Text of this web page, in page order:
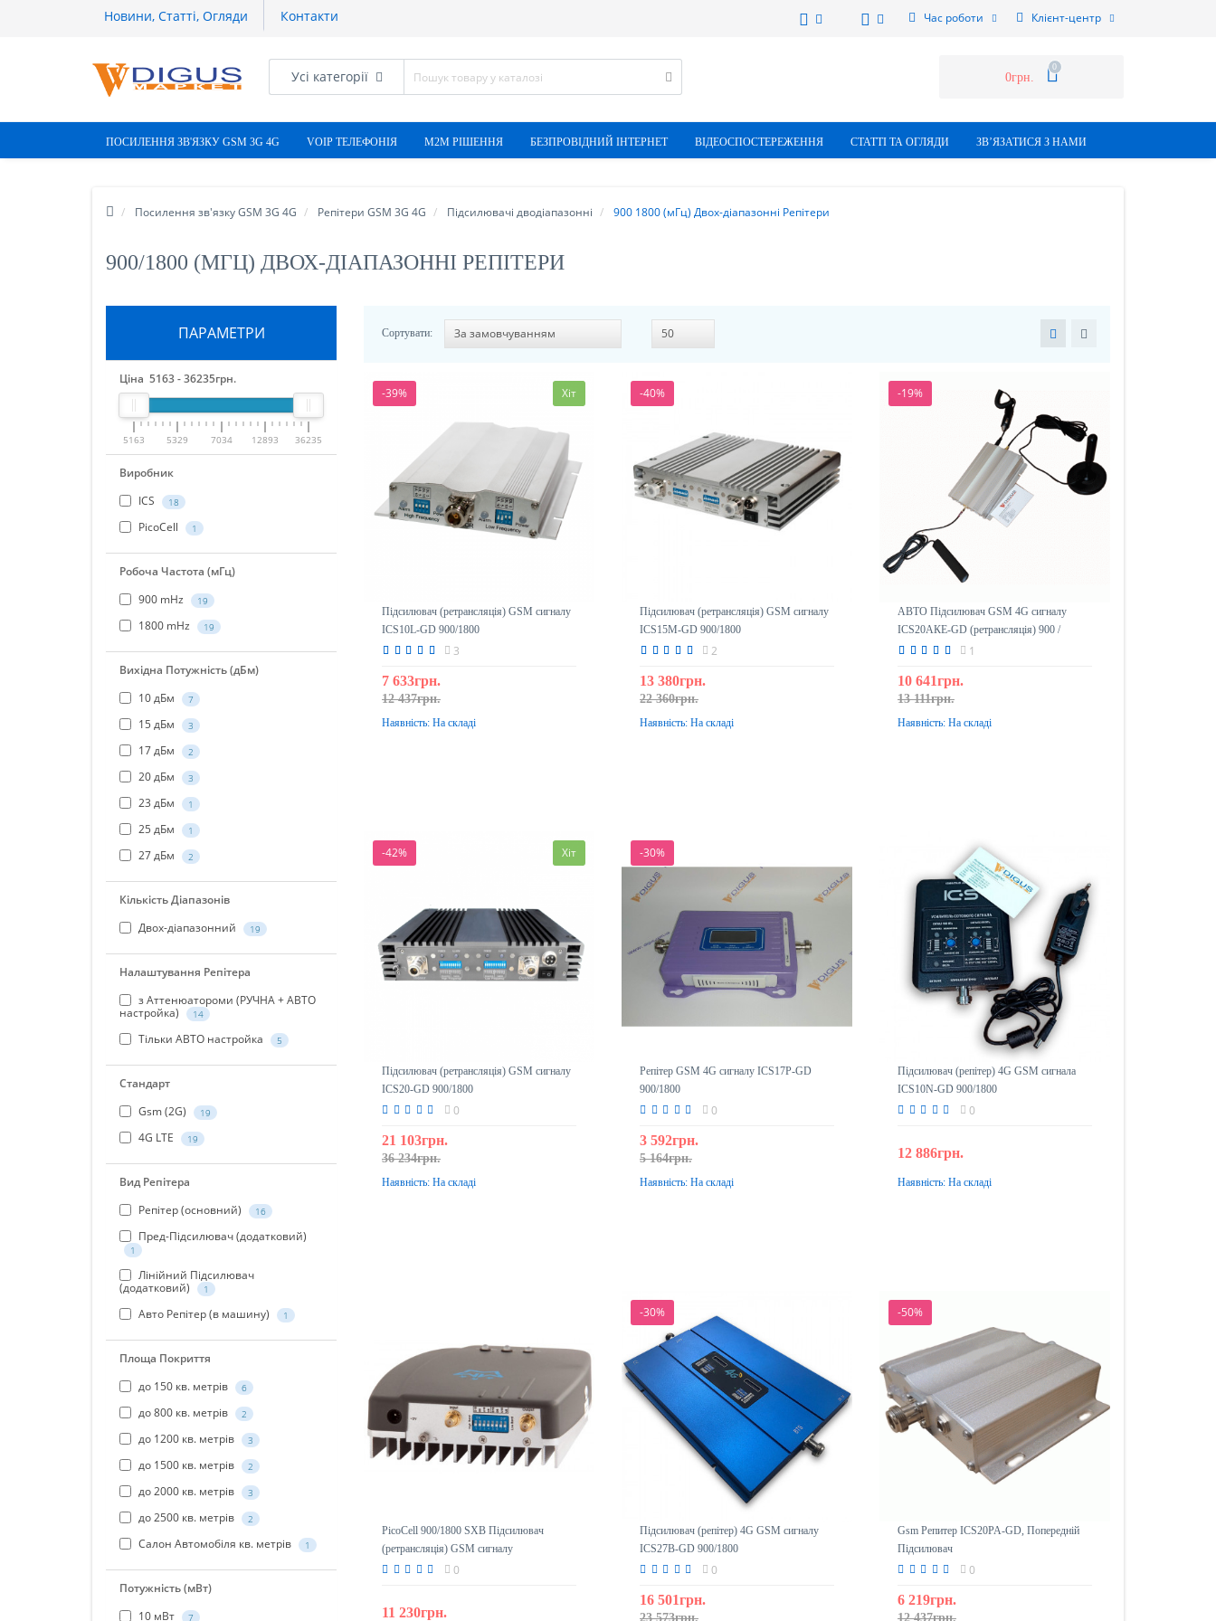
Новини, Статті, Огляди Контакти Час роботи Клієнт-центр
Усі категорії 0грн.
0
ПОСИЛЕННЯ ЗВ'ЯЗКУ GSM 3G 4G VOIP ТЕЛЕФОНІЯ М2М РІШЕННЯ БЕЗПРОВІДНИЙ ІНТЕРНЕТ ВІДЕОСПОСТЕРЕЖЕННЯ СТАТТI ТА ОГЛЯДИ ЗВ’ЯЗАТИСЯ З НАМИ
Посилення зв'язку GSM 3G 4G Репітери GSM 3G 4G Підсилювачі дводіапазонні 900 1800 (мГц) Двох-діапазонні Репітери
900/1800 (МГЦ) ДВОХ-ДІАПАЗОННІ РЕПІТЕРИ
ПАРАМЕТРИ
Ціна 5163-36235грн.
5163 5329 7034 12893 36235
Виробник
ICS
18
PicoCell 1
Робоча Частота (мГц)
900 mHz
19
1800 mHz 19
Вихідна Потужність (дБм)
10 дБм
7
15 дБм 3
17 дБм 2
20 дБм 3
23 дБм 1
25 дБм 1
27 дБм 2
Кількість Діапазонів
Двох-діапазонний
19
Налаштування Репітера
з Аттенюатороми (РУЧНА + АВТО
настройка)
14
Тільки АВТО настройка 5
Стандарт
Gsm (2G)
19
4G LTE 19
Вид Репітера
Репітер (основний)
16
Пред-Підсилювач (додатковий)
1
Лінійний Підсилювач
(додатковий)
1
Авто Репітер (в машину) 1
Площа Покриття
до 150 кв. метрів
6
до 800 кв. метрів 2
до 1200 кв. метрів 3
до 1500 кв. метрів 2
до 2000 кв. метрів 3
до 2500 кв. метрів 2
Салон Автомобіля кв. метрів 1
Потужність (мВт)
10 мВт
7
Сортувати:
-39% Хіт
Підсилювач (ретрансляція) GSM сигналу
ICS10L-GD 900/1800
3
7 633грн.
12 437грн.
До кошика
Наявність: На складі
-40%
Підсилювач (ретрансляція) GSM сигналу
ICS15M-GD 900/1800
2
13 380грн.
22 360грн.
До кошика
Наявність: На складі
-19%
АВТО Підсилювач GSM 4G сигналу
ICS20АКЕ-GD (ретрансляція) 900 /
1800mHz
1
10 641грн.
13 111грн.
До кошика
Наявність: На складі
-42% Хіт
Підсилювач (ретрансляція) GSM сигналу
ICS20-GD 900/1800
0
21 103грн.
36 234грн.
До кошика
Наявність: На складі
-30%
Репітер GSM 4G сигналу ICS17P-GD
900/1800
0
3 592грн.
5 164грн.
До кошика
Наявність: На складі
Підсилювач (репітер) 4G GSM сигнала
ICS10N-GD 900/1800
0
12 886грн.
До кошика
Наявність: На складі
PicoCell 900/1800 SXB Підсилювач
(ретрансляція) GSM сигналу
0
11 230грн.
-30%
Підсилювач (репітер) 4G GSM сигналу
ICS27B-GD 900/1800
0
16 501грн.
23 573грн.
-50%
Gsm Репитер ICS20PA-GD, Попередній
Підсилювач
0
6 219грн.
12 437грн.